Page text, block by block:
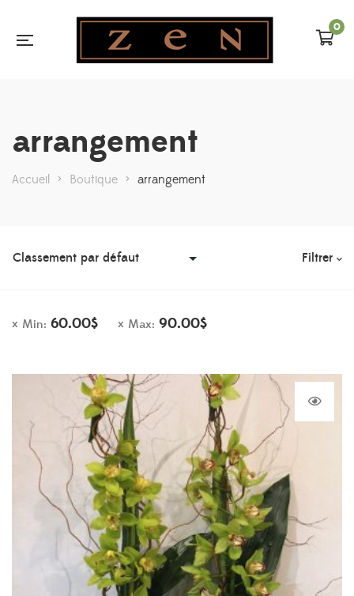
0
arrangement
Accueil > Boutique > arrangement
Filtrer
Min: 60.00$ Max: 90.00$